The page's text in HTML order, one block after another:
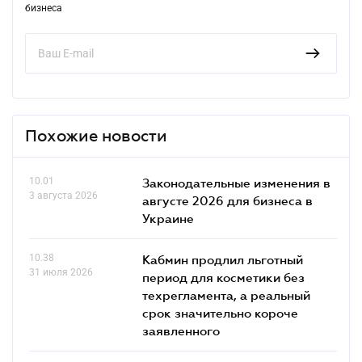
бизнеса
Похожие новости
10.01
3 августа 2026
Законодательные изменения в
августе 2026 для бизнеса в
Украине
10.38
31 июля 2026
Кабмин продлил льготный
период для косметики без
техрегламента, а реальный
срок значительно короче
заявленного